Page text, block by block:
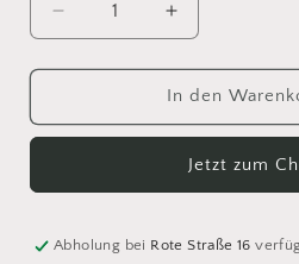
Verringere
die
Menge
Sandnes
Mohair
Erhöhe
die
Menge
für
Sandnes
Silk
Mohair
In den
Jetzt zum
Abholung bei Rote Straße 16